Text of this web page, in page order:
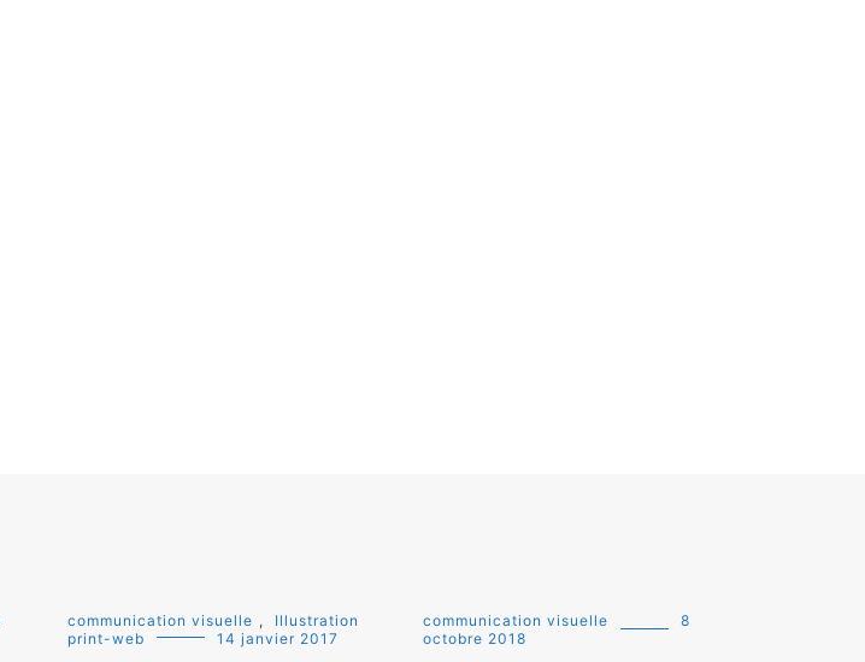
communication visuelle ,
Illustration
print-web
14 janvier 2017
communication visuelle
8
octobre 2018